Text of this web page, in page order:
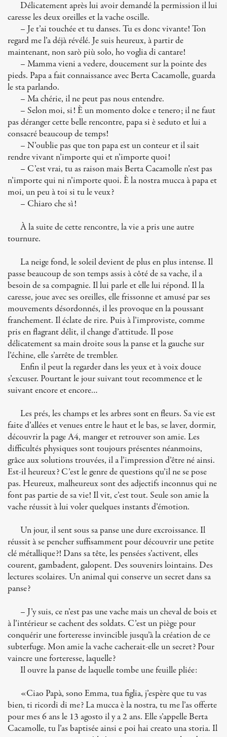
Délicatement après lui avoir demandé la permission il lui
caresse les deux oreilles et la vache oscille.
– Je t’ai touchée et tu danses. Tu es donc vivante! Ton
regard me l’a déjà révélé. Je suis heureux, à partir de
maintenant, non sarò più solo, ho voglia di cantare!
– Mamma vieni a vedere, doucement sur la pointe des
pieds. Papa a fait connaissance avec Berta Cacamolle, guarda
le sta parlando.
– Ma chérie, il ne peut pas nous entendre.
– Selon moi, si! È un momento dolce e tenero; il ne faut
pas déranger cette belle rencontre, papa si è seduto et lui a
consacré beaucoup de temps!
– N’oublie pas que ton papa est un conteur et il sait
rendre vivant n’importe qui et n’importe quoi!
– C’est vrai, tu as raison mais Berta Cacamolle n’est pas
n’importe qui ni n’importe quoi. È la nostra mucca à papa et
moi, un peu à toi si tu le veux?
– Chiaro che sì!
À la suite de cette rencontre, la vie a pris une autre
tournure.
La neige fond, le soleil devient de plus en plus intense. Il
passe beaucoup de son temps assis à côté de sa vache, il a
besoin de sa compagnie. Il lui parle et elle lui répond. Il la
caresse, joue avec ses oreilles, elle frissonne et amusé par ses
mouvements désordonnés, il les provoque en la poussant
franchement. Il éclate de rire. Puis à l’improviste, comme
pris en flagrant délit, il change d’attitude. Il pose
délicatement sa main droite sous la panse et la gauche sur
l’échine, elle s’arrête de trembler.
Enfin il peut la regarder dans les yeux et à voix douce
s’excuser. Pourtant le jour suivant tout recommence et le
suivant encore et encore…
Les prés, les champs et les arbres sont en fleurs. Sa vie est
faite d’allées et venues entre le haut et le bas, se laver, dormir,
découvrir la page A4, manger et retrouver son amie. Les
difficultés physiques sont toujours présentes néanmoins,
grâce aux solutions trouvées, il a l’impression d’être né ainsi.
Est-il heureux? C’est le genre de questions qu’il ne se pose
pas. Heureux, malheureux sont des adjectifs inconnus qui ne
font pas partie de sa vie! Il vit, c’est tout. Seule son amie la
vache réussit à lui voler quelques instants d’émotion.
Un jour, il sent sous sa panse une dure excroissance. Il
réussit à se pencher suffisamment pour découvrir une petite
clé métallique?! Dans sa tête, les pensées s’activent, elles
courent, gambadent, galopent. Des souvenirs lointains. Des
lectures scolaires. Un animal qui conserve un secret dans sa
panse?
– J’y suis, ce n’est pas une vache mais un cheval de bois et
à l’intérieur se cachent des soldats. C’est un piège pour
conquérir une forteresse invincible jusqu’à la création de ce
subterfuge. Mon amie la vache cacherait-elle un secret? Pour
vaincre une forteresse, laquelle?
Il ouvre la panse de laquelle tombe une feuille pliée:
«Ciao Papà, sono Emma, tua figlia, j’espère que tu vas
bien, ti ricordi di me? La mucca è la nostra, tu me l’as offerte
pour mes 6 ans le 13 agosto il y a 2 ans. Elle s’appelle Berta
Cacamolle, tu l’as baptisée ainsi e poi hai creato una storia. Il